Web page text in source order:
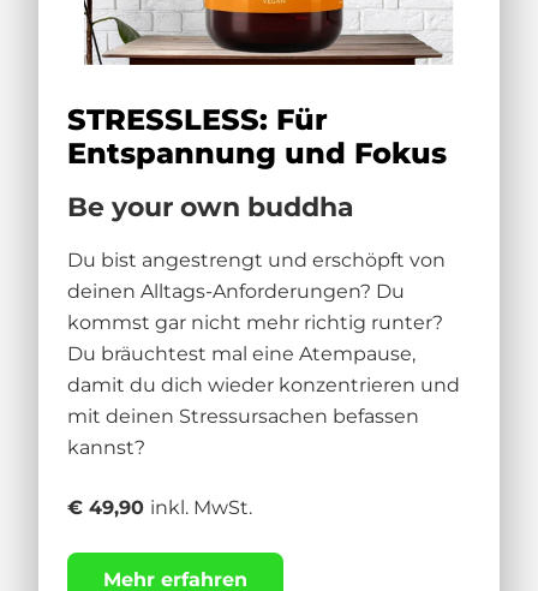
STRESSLESS: Für
Entspannung und Fokus
Be your own buddha
Du bist angestrengt und erschöpft von
deinen Alltags-Anforderungen? Du
kommst gar nicht mehr richtig runter?
Du bräuchtest mal eine Atempause,
damit du dich wieder konzentrieren und
mit deinen Stressursachen befassen
kannst?
€ 49,90 inkl. MwSt.
Mehr erfahren